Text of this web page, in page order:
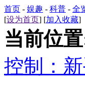
首页 - 娱趣 - 科普 - 全
[设为首页] [加入收藏]
当前位
控制：